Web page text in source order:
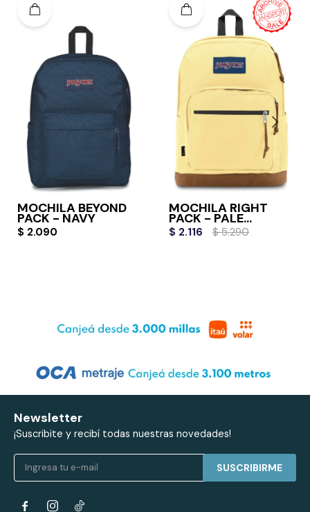
MOCHILA BEYOND
PACK - NAVY
$ 2.090
MOCHILA RIGHT
PACK - PALE
BANANA
$ 2.116 $ 5.290
Newsletter
¡Suscribite y recibí todas nuestras novedades!
SUSCRIBIRME
 